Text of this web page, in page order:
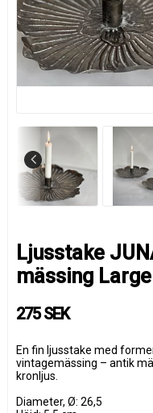
Ljusstake
mässing
275 SEK
En fin ljusstake med
vintagemässing – antik
kronljus.
Diameter, Ø: 26,5